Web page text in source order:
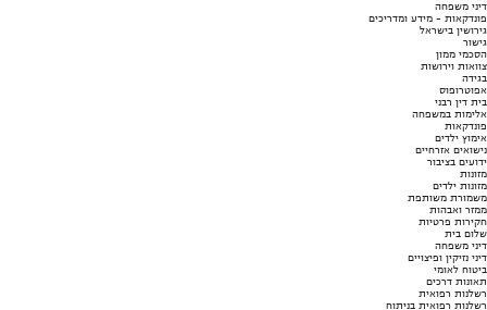
דיני משפחה
פונדקאות - מידע ומדריכים
גירושין בישראל
גישור
הסכמי ממון
צוואות וירושות
בגידה
אפוטרופוס
בית דין רבני
אלימות במשפחה
פונדקאות
אימוץ ילדים
נישואים אזרחיים
ידועים בציבור
מזונות
מזונות ילדים
משמורת משותפת
ממזר ואבהות
חקירות פרטיות
שלום בית
דיני משפחה
דיני נזיקין ופיצויים
ביטוח לאומי
תאונות דרכים
רשלנות רפואית
רשלנות רפואית בניתוח